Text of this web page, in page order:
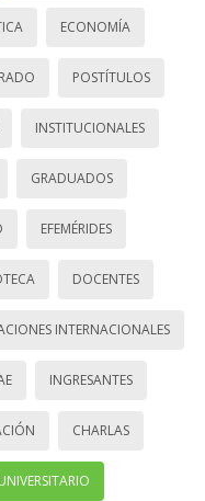
ECONOMÍA
POSTÍTULOS
INSTITUCIONALES
GRADUADOS
EFEMÉRIDES
DOCENTES
INTERNACIONALES
INGRESANTES
CHARLAS